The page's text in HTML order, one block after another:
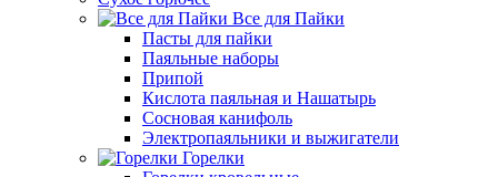
Все для Пайки
Пасты для пайки
Паяльные наборы
Припой
Кислота паяльная и Нашатырь
Сосновая канифоль
Электропаяльники и выжигатели
Горелки